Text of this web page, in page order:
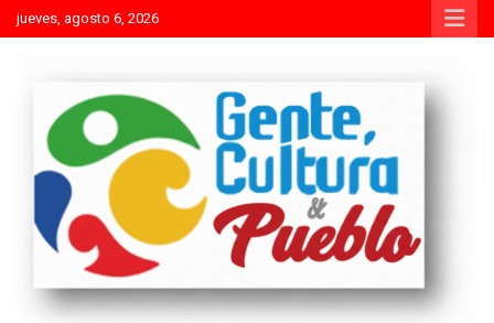
Skip
to
jueves, agosto 6, 2026